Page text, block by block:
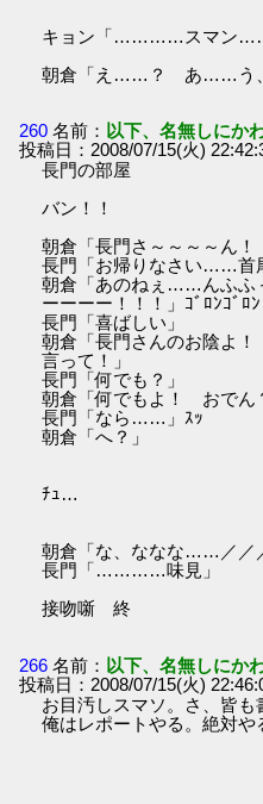
キョン「…………スマン
朝倉「え……？ あ……う
260 名前： 以下、名無しにか
投稿日：2008/07/15(火)
長門の部屋
バン！！
朝倉「長門さ～～～～ん！
長門「お帰りなさい……首
朝倉「あのねぇ……んふ
ーーーー！！！」ｺﾞﾛﾝｺﾞﾛﾝ
長門「喜ばしい」
朝倉「長門さんのお陰よ
言って！」
長門「何でも？」
朝倉「何でもよ！ おでん
長門「なら……」ｽｯ
朝倉「へ？」
ﾁｭ…
朝倉「な、ななな……／／
長門「…………味見」
接吻噺 終
266 名前： 以下、名無しにか
投稿日：2008/07/15(火)
お目汚しスマソ。さ、皆も
俺はレポートやる。絶対や